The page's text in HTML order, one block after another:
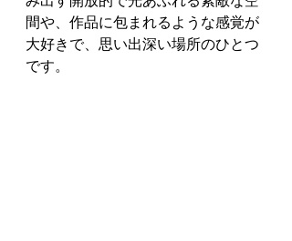
間や、作品に包まれるような感覚が
大好きで、思い出深い場所のひとつ
です。